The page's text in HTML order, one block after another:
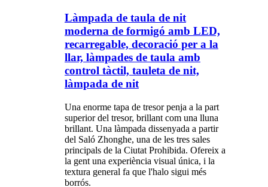
Làmpada de taula de nit
moderna de formigó amb LED,
recarregable, decoració per a la
llar, làmpades de taula amb
control tàctil, tauleta de nit,
làmpada de nit
Una enorme tapa de tresor penja a la part
superior del tresor, brillant com una lluna
brillant. Una làmpada dissenyada a partir
del Saló Zhonghe, una de les tres sales
principals de la Ciutat Prohibida. Ofereix a
la gent una experiència visual única, i la
textura general fa que l'halo sigui més
borrós.